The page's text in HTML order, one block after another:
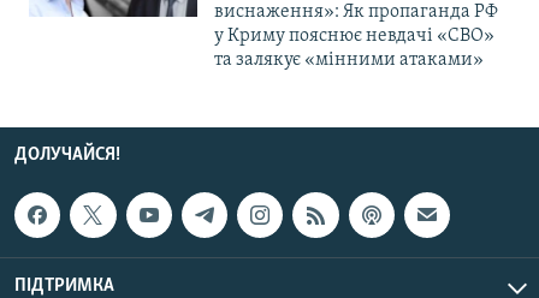
виснаження»: Як пропаганда РФ
у Криму пояснює невдачі «СВО»
та залякує «мінними атаками»
ДОЛУЧАЙСЯ!
ПІДТРИМКА